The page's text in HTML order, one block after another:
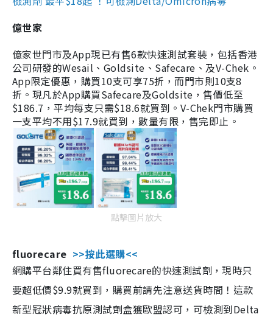
億世家
億家世門市及App現已有售6款快速測試套裝，包括香港
公司研發的Wesail、Goldsite、Safecare、及V-Chek。
App限定優惠，購買10支可享75折，而門市則10支8
折。現凡於App購買Safecare及Goldsite，售價低至
$186.7，平均每支只需$18.6就買到。V-Chek門市購買
一支平均不用$17.9就買到，數量有限，售完即止。
點擊圖片放大
fluorecare >>按此選購<<
網購平台鄰住買有售fluorecare的快速測試劑，現時只
要超低價$9.9就買到，購買前請先注意送貨時間！這款
新型冠狀病毒抗原測試劑盒獲歐盟認可，可檢測到Delta